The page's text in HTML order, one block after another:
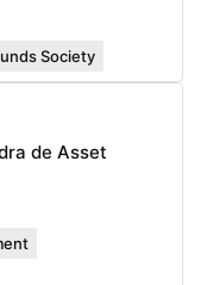
Society
de Asset